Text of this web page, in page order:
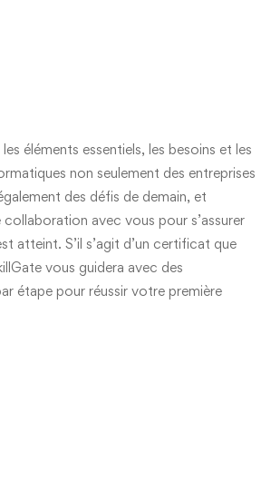
éléments essentiels, les besoins et les
non seulement des entreprises
des défis de demain, et
avec vous pour s’assurer
atteint. S’il s’agit d’un certificat que
vous guidera avec des
étape pour réussir votre première